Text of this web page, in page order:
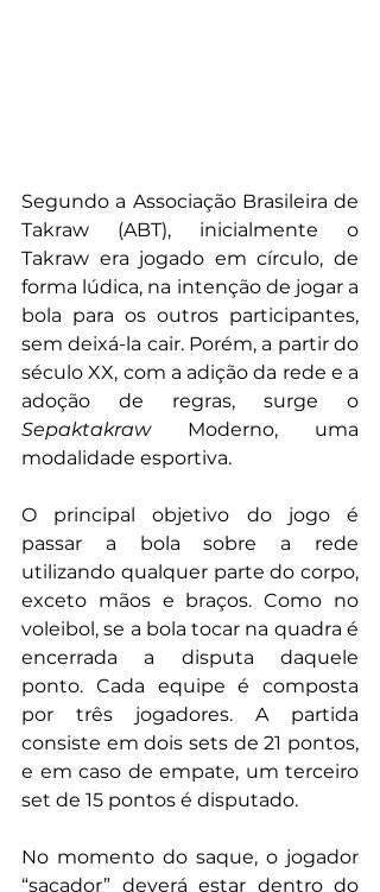
Segundo a Associação Brasileira de
Takraw (ABT), inicialmente o
Takraw era jogado em círculo, de
forma lúdica, na intenção de jogar a
bola para os outros participantes,
sem deixá-la cair. Porém, a partir do
século XX, com a adição da rede e a
Sepaktakraw Moderno, uma
modalidade esportiva.
O principal objetivo do jogo é
passar a bola sobre a rede
utilizando qualquer parte do corpo,
exceto mãos e braços. Como no
voleibol, se a bola tocar na quadra é
encerrada a disputa daquele
ponto. Cada equipe é composta
por três jogadores. A partida
consiste em dois sets de 21 pontos,
e em caso de empate, um terceiro
set de 15 pontos é disputado.
No momento do saque, o jogador
“sacador” deverá estar dentro do